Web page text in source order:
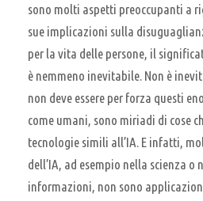
sono molti aspetti preoccupanti a
sue implicazioni sulla
per la vita delle persone, il
è nemmeno inevitabile. Non è
non deve essere per forza questi
come umani, sono miriadi di cose
tecnologie simili all’IA. E infatti,
dell’IA, ad esempio nella scienza o
informazioni, non sono